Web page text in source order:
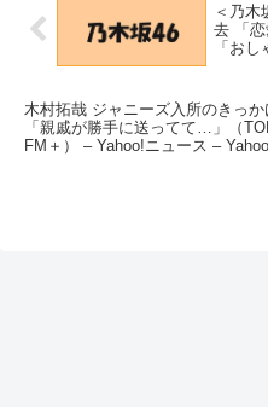
＜乃木
去 「恋
「お
木村拓哉 ジャニーズ入所のきっか
「親戚が勝手に送ってて…」（
FM＋） – Yahoo!ニュース –